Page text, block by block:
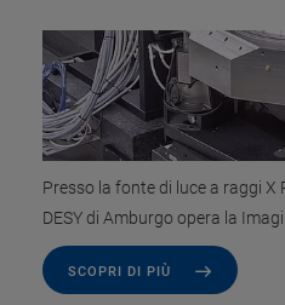
Presso la fonte di luce a raggi X
DESY di Amburgo opera la
SCOPRI DI PIÙ